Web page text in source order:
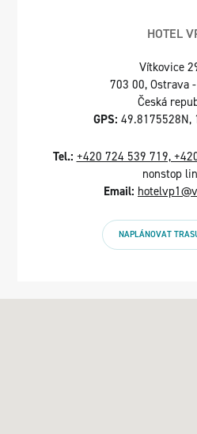
HOTEL
Vítkovice
703 00, Ostrava
Česká
GPS: 49.8175528N,
Tel.: +420 724 539 719,
nonstop
Email:
NAPLÁNOVAT